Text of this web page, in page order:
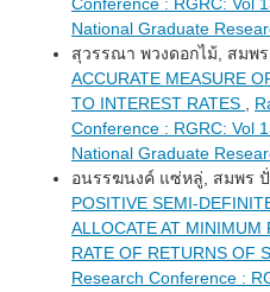
National Graduate
สุวรรณา พวงดอกไม้, สมพ
ACCURATE MEASURE
TO INTEREST RATES
Conference : RGRC: Vol
National Graduate
อนรรฆนงค์ แซ่หลู่, สมพร
POSITIVE SEMI-
ALLOCATE AT MINIMUM
RATE OF RETURNS OF
Research Conference :